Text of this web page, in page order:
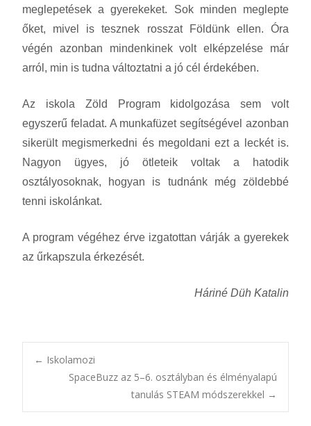
meglepetések a gyerekeket. Sok minden meglepte
őket, mivel is tesznek rosszat Földünk ellen. Óra
végén azonban mindenkinek volt elképzelése már
arról, min is tudna változtatni a jó cél érdekében.
Az iskola Zöld Program kidolgozása sem volt
egyszerű feladat. A munkafüzet segítségével azonban
sikerült megismerkedni és megoldani ezt a leckét is.
Nagyon ügyes, jó ötleteik voltak a hatodik
osztályosoknak, hogyan is tudnánk még zöldebbé
tenni iskolánkat.
A program végéhez érve izgatottan várják a gyerekek
az űrkapszula érkezését.
Háriné Düh Katalin
Post
navigation
← Iskolamozi
SpaceBuzz az 5–6. osztályban és élményalapú
tanulás STEAM módszerekkel →